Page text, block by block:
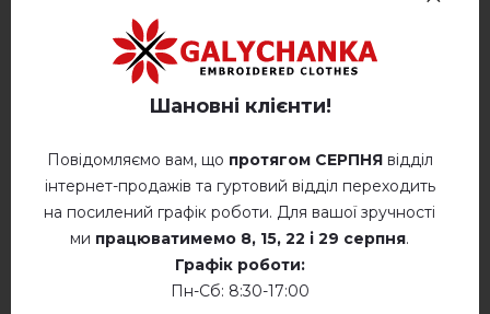
Шановні клієнти!
Повідомляємо вам, що протягом СЕРПНЯвідділ
інтернет-продажів та гуртовий відділ переходить
на посилений графік роботи. Для вашої зручності
ми працюватимемо 8, 15, 22 і 29 серпня.
Графік роботи:
Пн-Сб: 8:30-17:00